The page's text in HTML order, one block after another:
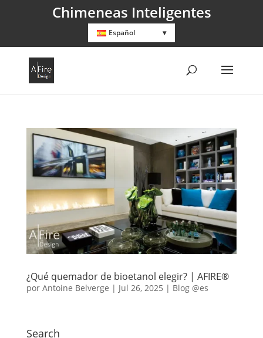
Español
Chimeneas Inteligentes
¿Qué quemador de bioetanol elegir? | AFIRE®
por Antoine Belverge | Jul 26, 2025 | Blog @es
Search